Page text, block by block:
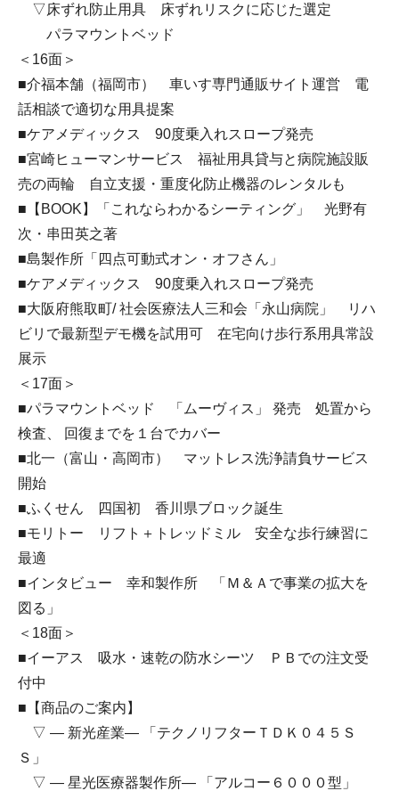
▽床ずれ防止用具 床ずれリスクに応じた選定
パラマウントベッド
＜16面＞
■介福本舗（福岡市） 車いす専門通販サイト運営 電
話相談で適切な用具提案
■ケアメディックス 90度乗入れスロープ発売
■宮崎ヒューマンサービス 福祉用具貸与と病院施設販
売の両輪 自立支援・重度化防止機器のレンタルも
■【BOOK】「これならわかるシーティング」 光野有
次・串田英之著
■島製作所「四点可動式オン・オフさん」
■ケアメディックス 90度乗入れスロープ発売
■大阪府熊取町/ 社会医療法人三和会「永山病院」 リハ
ビリで最新型デモ機を試用可 在宅向け歩行系用具常設
展示
＜17面＞
■パラマウントベッド 「ムーヴィス」 発売 処置から
検査、 回復までを１台でカバー
■北一（富山・高岡市） マットレス洗浄請負サービス
開始
■ふくせん 四国初 香川県ブロック誕生
■モリトー リフト＋トレッドミル 安全な歩行練習に
最適
■インタビュー 幸和製作所 「Ｍ＆Ａで事業の拡大を
図る」
＜18面＞
■イーアス 吸水・速乾の防水シーツ ＰＢでの注文受
付中
■【商品のご案内】
▽ ― 新光産業― 「テクノリフターＴＤＫ０４５Ｓ
Ｓ」
▽ ― 星光医療器製作所― 「アルコー６０００型」